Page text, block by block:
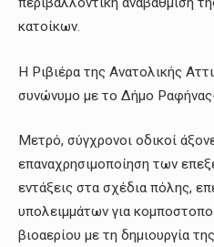
κατοίκων.
Η Ριβιέρα της Ανατολικής
συνώνυμο με το Δήμο Ραφήνας-
Μετρό, σύγχρονοι οδικοί
επαναχρησιμοποίηση των
εντάξεις στα σχέδια πόλης,
υπολειμμάτων για
βιοαερίου με τη δημιουργία